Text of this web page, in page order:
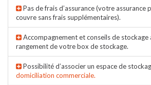
Pas de frais d’assurance (votre assurance
couvre sans frais supplémentaires).
Accompagnement et conseils de stockage
rangement de votre box de stockage.
Possibilité d’associer un espace de
domiciliation commerciale.